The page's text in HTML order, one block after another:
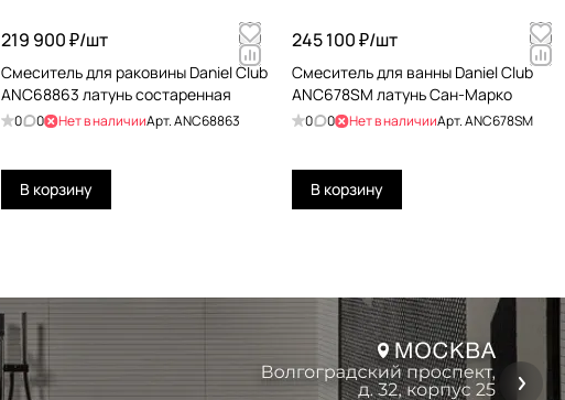
219 900 ₽/шт
Смеситель для раковины Daniel Club
ANC68863 латунь состаренная
0 0 Нет в наличииАрт.ANC68863
В корзину
245 100 ₽/шт
Смеситель для ванны Daniel Club
ANC678SM латунь Сан-Марко
0 0 Нет в наличииАрт.ANC678SM
В корзину